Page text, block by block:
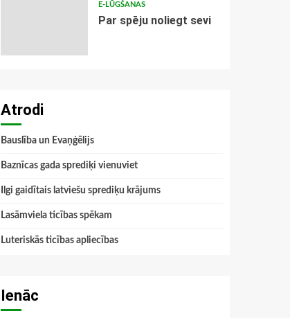
E-LŪGŠANAS
Par spēju noliegt sevi
Atrodi
Bauslība un Evaņģēlijs
Baznīcas gada sprediķi vienuviet
Ilgi gaidītais latviešu sprediķu krājums
Lasāmviela ticības spēkam
Luteriskās ticības apliecības
Ienāc